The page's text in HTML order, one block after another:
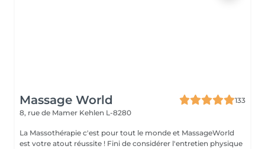
Massage World
133
8, rue de Mamer Kehlen L-8280
La Massothérapie c'est pour tout le monde et MassageWorld
est votre atout réussite ! Fini de considérer l'entretien physique